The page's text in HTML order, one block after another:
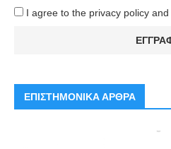
I agree to the privacy policy and
ΕΠΙΣΤΗΜΟΝΙΚΑ ΑΡΘΡΑ